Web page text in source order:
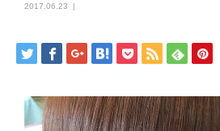
2017.06.23